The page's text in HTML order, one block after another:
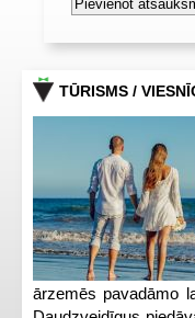
TŪRISMS /
ārzemēs pavadāmo